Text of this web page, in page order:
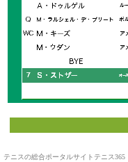
テニスの総合ポータルサイトテニス365